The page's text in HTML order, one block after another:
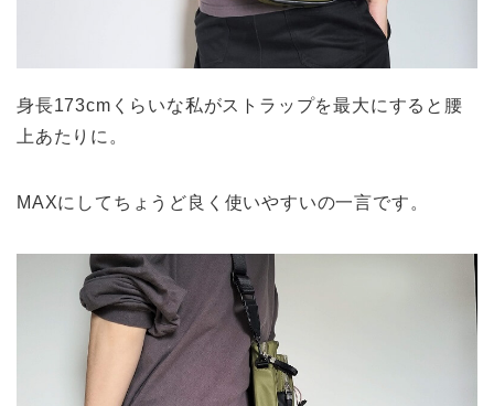
身長173cmくらいな私がストラップを最大にすると腰
上あたりに。
MAXにしてちょうど良く使いやすいの一言です。